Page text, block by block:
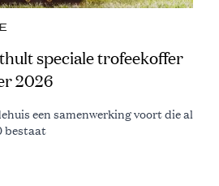
speciale trofeekoffer
2026
een samenwerking voort die al
bestaat